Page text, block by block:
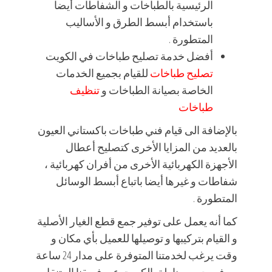
الرئيسية بالطباخات و الشفاطات أيضا
باستخدام أبسط الطرق و الأساليب
المتطورة .
أفضل خدمة تصليح طباخات في الكويت
تصليح طباخات للقيام بجميع الخدمات
الخاصة بصيانة الطباخات وتنظيف
طباخات
بالإضافة الى قيام فني طباخات باكستاني العيون
بالعديد من المزايا الأخرى كتصليح أعطال
الأجهزة الكهربائية الأخرى من أفران كهربائية ،
شفاطات و غيرها أيضا باتباع أبسط الوسائل
المتطورة .
كما أنه يعمل على توفير جمع قطع الغيار الأصلية
و القيام بتركيبها و توصيلها للعميل بأي مكان و
وقت يرغب لخدمتنا المتوفرة على مدار 24 ساعة